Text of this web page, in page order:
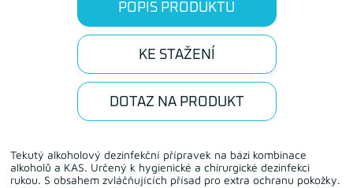
POPIS PRODUKTU
KE STAŽENÍ
DOTAZ NA PRODUKT
Tekutý alkoholový dezinfekční přípravek na bázi kombinace
alkoholů a KAS. Určený k hygienické a chirurgické dezinfekci
rukou. S obsahem zvláčňujících přísad pro extra ochranu pokožky.